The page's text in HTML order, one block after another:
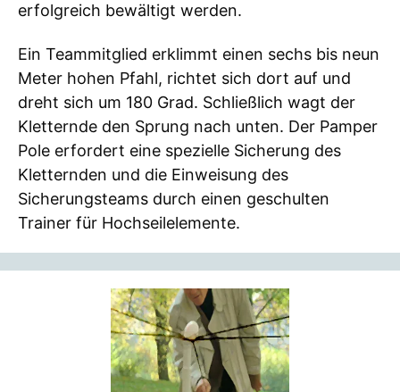
erfolgreich bewältigt werden.
Ein Teammitglied erklimmt einen sechs bis neun
Meter hohen Pfahl, richtet sich dort auf und
dreht sich um 180 Grad. Schließlich wagt der
Kletternde den Sprung nach unten. Der Pamper
Pole erfordert eine spezielle Sicherung des
Kletternden und die Einweisung des
Sicherungsteams durch einen geschulten
Trainer für Hochseilelemente.